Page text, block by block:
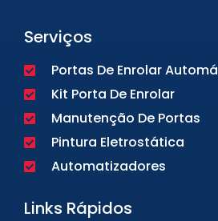
Serviços
Portas De Enrolar
Kit Porta De Enrolar
Manutenção De Portas
Pintura Eletrostática
Automatizadores
Links Rápidos